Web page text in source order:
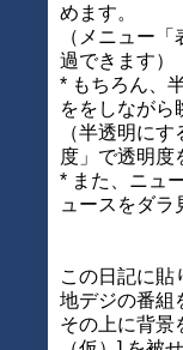
めます。
（メニュー
過できます）
* もちろん、
ををしながら
（半透明に
度」で透明度
* また、ニュ
ュースをダラ
この日記に貼
地デジの番組
その上に背景